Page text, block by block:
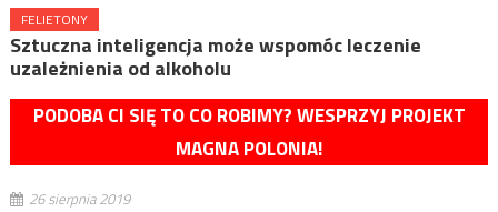
FELIETONY
Sztuczna inteligencja może wspomóc leczenie
uzależnienia od alkoholu
PODOBA CI SIĘ TO CO ROBIMY? WESPRZYJ PROJEKT
MAGNA POLONIA!
26 sierpnia 2019